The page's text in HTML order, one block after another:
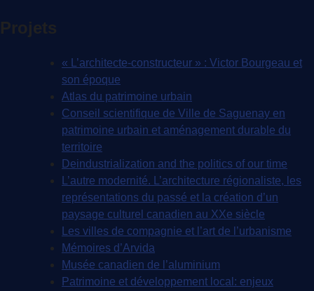
Projets
« L’architecte-constructeur » : Victor Bourgeau et
son époque
Atlas du patrimoine urbain
Conseil scientifique de Ville de Saguenay en
patrimoine urbain et aménagement durable du
territoire
Deindustrialization and the politics of our time
L’autre modernité. L’architecture régionaliste, les
représentations du passé et la création d’un
paysage culturel canadien au XXe siècle
Les villes de compagnie et l’art de l’urbanisme
Mémoires d’Arvida
Musée canadien de l’aluminium
Patrimoine et développement local: enjeux